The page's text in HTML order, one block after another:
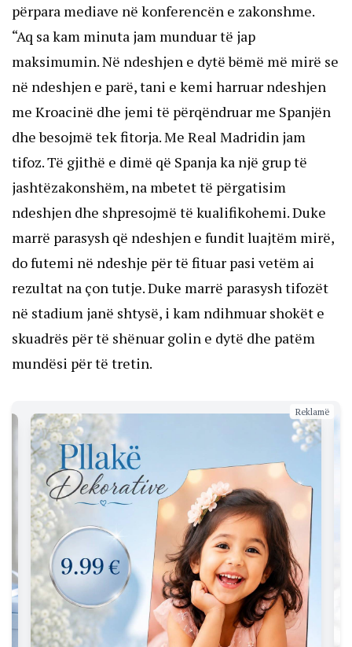
përpara mediave në konferencën e zakonshme.
“Aq sa kam minuta jam munduar të jap
maksimumin. Në ndeshjen e dytë bëmë më mirë se
në ndeshjen e parë, tani e kemi harruar ndeshjen
me Kroacinë dhe jemi të përqëndruar me Spanjën
dhe besojmë tek fitorja. Me Real Madridin jam
tifoz. Të gjithë e dimë që Spanja ka një grup të
jashtëzakonshëm, na mbetet të përgatisim
ndeshjen dhe shpresojmë të kualifikohemi. Duke
marrë parasysh që ndeshjen e fundit luajtëm mirë,
do futemi në ndeshje për të fituar pasi vetëm ai
rezultat na çon tutje. Duke marrë parasysh tifozët
në stadium janë shtysë, i kam ndihmuar shokët e
skuadrës për të shënuar golin e dytë dhe patëm
mundësi për të tretin.
Reklamë